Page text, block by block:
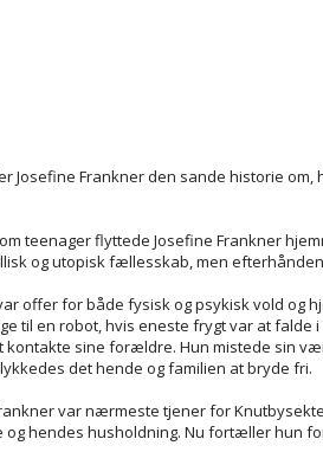
Josefine Frankner den sande historie
teenager flyttede Josefine Frankner
og utopisk fællesskab, men
offer for både fysisk og psykisk vold og
til en robot, hvis eneste frygt var at
kontakte sine forældre. Hun mistede sin
det hende og familien at bryde fri.
var nærmeste tjener for
og hendes husholdning. Nu fortæller hun